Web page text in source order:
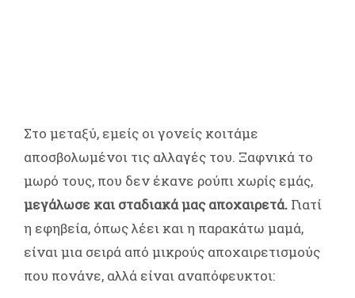
Στο μεταξύ, εμείς οι γονείς κοιτάμε
αποσβολωμένοι τις αλλαγές του. Ξαφνικά το
μωρό τους, που δεν έκανε ρούπι χωρίς εμάς,
μεγάλωσε και σταδιακά μας αποχαιρετά. Γιατί
η εφηβεία, όπως λέει και η παρακάτω μαμά,
είναι μια σειρά από μικρούς αποχαιρετισμούς
που πονάνε, αλλά είναι αναπόφευκτοι: